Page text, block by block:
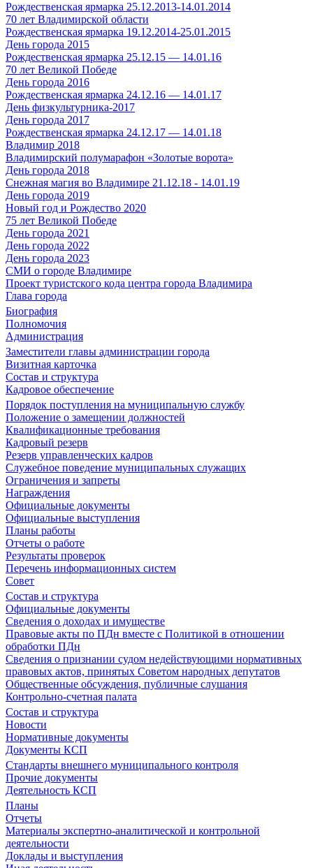
Рождественская ярмарка 25.12.2013-14.01.2014
70 лет Владимирской области
Рождественская ярмарка 19.12.2014-25.01.2015
День города 2015
Рождественская ярмарка 25.12.15 — 14.01.16
70 лет Великой Победе
День города 2016
Рождественская ярмарка 24.12.16 — 14.01.17
День физкультурника-2017
День города 2017
Рождественская ярмарка 24.12.17 — 14.01.18
Владимир 2018
Владимирский полумарафон «Золотые ворота»
День города 2018
Снежная магия во Владимире 21.12.18 - 14.01.19
День города 2019
Новый год и Рождество 2020
75 лет Великой Победе
День города 2021
День города 2022
День города 2023
СМИ о городе Владимире
Проект туристского кода центра города Владимира
Глава города
Биография
Полномочия
Администрация
Заместители главы администрации города
Визитная карточка
Состав и структура
Кадровое обеспечение
Порядок поступления на муниципальную службу
Положение о замещении должностей
Квалификационные требования
Кадровый резерв
Резерв управленческих кадров
Служебное поведение муниципальных служащих
Ограничения и запреты
Награждения
Официальные документы
Официальные выступления
Планы работы
Отчеты о работе
Результаты проверок
Перечень информационных систем
Совет
Состав и структура
Официальные документы
Сведения о доходах и имуществе
Правовые акты по ПДн вместе с Политикой в отношении
обработки ПДн
Сведения о признании судом недействующими нормативных
правовых актов, принятых Советом народных депутатов
Общественные обсуждения, публичные слушания
Контрольно-счетная палата
Состав и структура
Новости
Нормативные документы
Документы КСП
Стандарты внешнего муниципального контроля
Прочие документы
Деятельность КСП
Планы
Отчеты
Материалы экспертно-аналитической и контрольной
деятельности
Доклады и выступления